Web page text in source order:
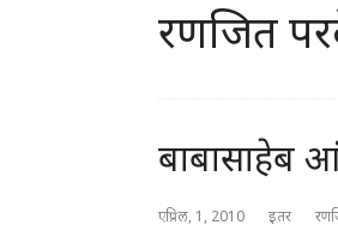
रणजित
बाबासाहेब
एप्रिल, 1, 2010 इतर